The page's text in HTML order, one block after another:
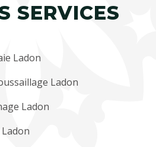
SERVICES
Ladon
Ladon
Ladon